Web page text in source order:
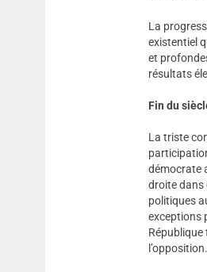
La
existentiel
et
résultats
Fin du
La triste
démocrate
droite dans
politiques
exceptions
République
l’opposition.